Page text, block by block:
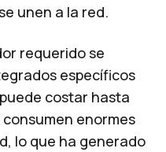
unen a la red.
requerido se
específicos
costar hasta
consumen enormes
lo que ha generado